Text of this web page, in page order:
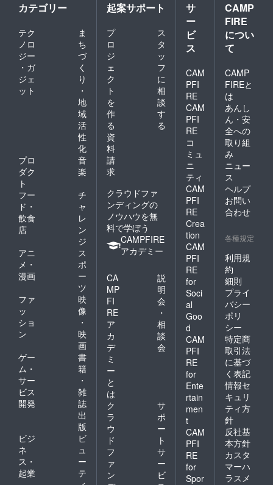
カテゴリー
テク
ノロ
ジー
・ガ
ジェ
ット
ま
ち
づ
く
り
・
地
域
活
性
化
プロ
ダク
ト
音
楽
フー
ド・
飲食
店
チ
ャ
レ
ン
ジ
アニ
メ・
漫画
ス
ポ
ー
ツ
ファ
ッ
ショ
ン
映
像
・
映
画
ゲー
ム・
サー
ビス
開発
書
籍
・
雑
誌
出
版
ビジ
ネ
ス・
起業
ビ
ュ
ー
テ
起案サポート
プ
ロ
ジ
ェ
ク
ト
を
作
る
ス
タ
ッ
フ
に
相
談
す
る
資
料
請
求
クラウドファ
ンディングの
ノウハウを無
料で学ぼう
CAMPFIRE
アカデミー
CA
MP
FI
RE
ア
カ
デ
ミ
ー
と
は
説
明
会
・
相
談
会
ク
ラ
ウ
ド
フ
ァ
ン
サ
ポ
ー
ト
サ
ー
ビ
サ
ー
ビ
ス
CAM
PFI
RE
CAM
PFI
RE
コ
ミュ
ニ
ティ
CAM
PFI
RE
Crea
tion
CAM
PFI
RE
for
Soci
al
Goo
d
CAM
PFI
RE
for
Ente
rtain
men
t
CAM
PFI
RE
for
Spor
CAMP
FIRE
につい
て
CAMP
FIREと
は
あんし
ん・安
全への
取り組
み
ニュー
ス
ヘルプ
お問い
合わせ
各種規定
利用規
約
細則
プライ
バシー
ポリ
シー
特定商
取引法
に基づ
く表記
情報セ
キュリ
ティ方
針
反社基
本方針
カスタ
マーハ
ラスメ